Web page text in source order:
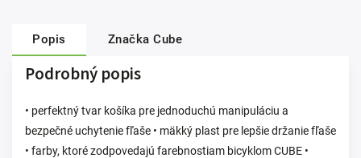
Popis Značka Cube
Podrobný popis
• perfektný tvar košíka pre jednoduchú manipuláciu a
bezpečné uchytenie fľaše • mäkký plast pre lepšie držanie fľaše
• farby, ktoré zodpovedajú farebnostiam bicyklom CUBE •